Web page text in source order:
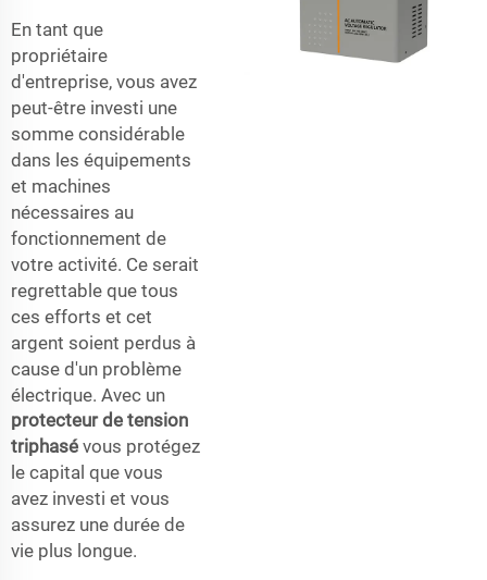
En tant que
propriétaire
d'entreprise, vous avez
peut-être investi une
somme considérable
dans les équipements
et machines
nécessaires au
fonctionnement de
votre activité. Ce serait
regrettable que tous
ces efforts et cet
argent soient perdus à
cause d'un problème
électrique. Avec un
protecteur de tension
triphasé vous protégez
le capital que vous
avez investi et vous
assurez une durée de
vie plus longue.